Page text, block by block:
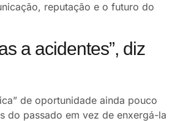
reputação e o futuro do
a acidentes”, diz
de oportunidade ainda pouco
do passado em vez de enxergá-la